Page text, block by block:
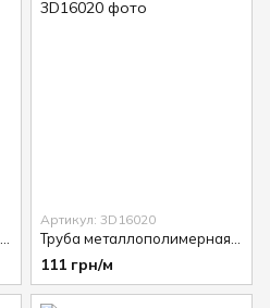
Артикул: 3D16020
111 грн/м